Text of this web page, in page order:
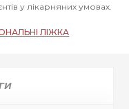
у лікарняних умовах.
ЛІЖКА